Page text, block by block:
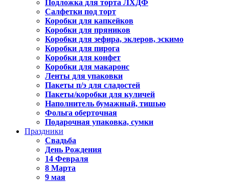
Подложка для торта ЛХДФ
Салфетки под торт
Коробки для капкейков
Коробки для пряников
Коробки для зефира, эклеров, эскимо
Коробки для пирога
Коробки для конфет
Коробки для макаронс
Ленты для упаковки
Пакеты п/э для сладостей
Пакеты/коробки для куличей
Наполнитель бумажный, тишью
Фольга оберточная
Подарочная упаковка, сумки
Праздники
Свадьба
День Рождения
14 Февраля
8 Марта
9 мая